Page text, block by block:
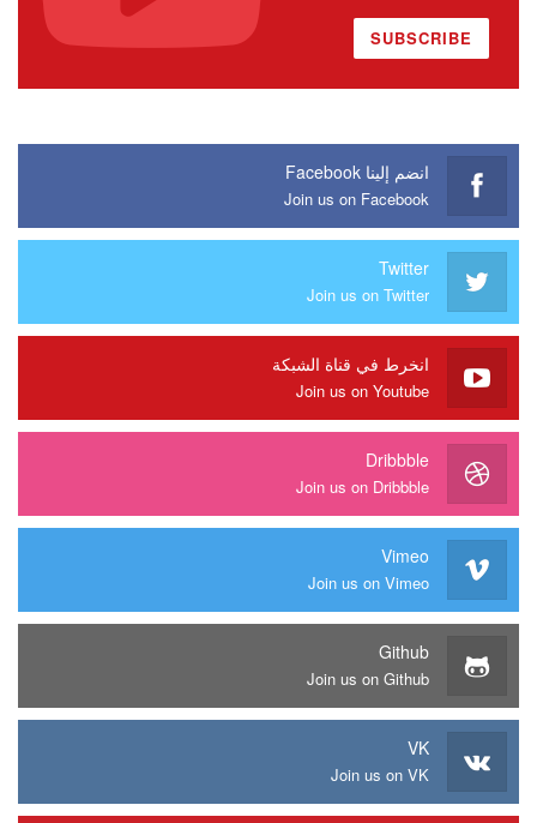
SUBSCRIBE
انضم إلينا Facebook
Join us on Facebook
Twitter
Join us on Twitter
انخرط في قناة الشبكة
Join us on Youtube
Dribbble
Join us on Dribbble
Vimeo
Join us on Vimeo
Github
Join us on Github
VK
Join us on VK